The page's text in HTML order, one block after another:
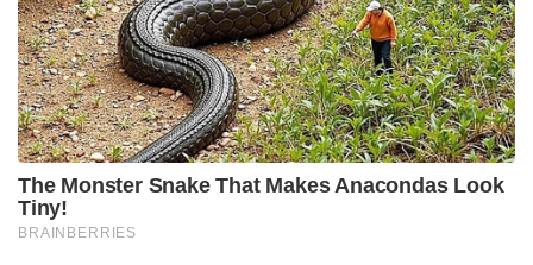
The Monster Snake That Makes Anacondas Look
Tiny!
BRAINBERRIES